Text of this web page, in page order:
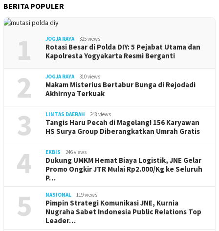
BERITA POPULER
1 JOGJA RAYA 325 views
Rotasi Besar di Polda DIY: 5 Pejabat Utama dan
Kapolresta Yogyakarta Resmi Berganti
2 JOGJA RAYA 310 views
Makam Misterius Bertabur Bunga di Rejodadi
Akhirnya Terkuak
3 LINTAS DAERAH 248 views
Tangis Haru Pecah di Magelang! 156 Karyawan
HS Surya Group Diberangkatkan Umrah Gratis
4 EKBIS 246 views
Dukung UMKM Hemat Biaya Logistik, JNE Gelar
Promo Ongkir JTR Mulai Rp2.000/Kg ke Seluruh
P…
5 NASIONAL 119 views
Pimpin Strategi Komunikasi JNE, Kurnia
Nugraha Sabet Indonesia Public Relations Top
Leader…